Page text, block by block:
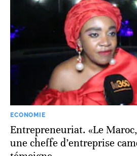
ECONOMIE
Entrepreneuriat. «Le
une cheffe d’entreprise